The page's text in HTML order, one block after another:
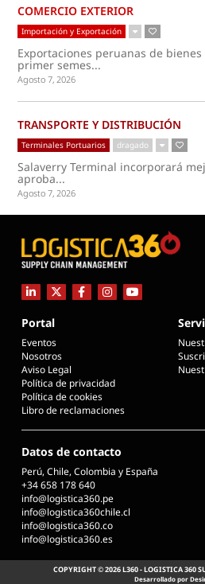
COMERCIO EXTERIOR
Importación y Exportación
Exportaciones peruanas de
primer semes...
Agosto 7, 2026
TRANSPORTE Y DISTRIBUCIÓN
Terminales Portuarios dragado
Salaverry Terminal incorporará
aproba...
Agosto 7, 2026
Portal
Eventos
Nosotros
Aviso Legal
Política de privacidad
Política de cookies
Libro de reclamaciones
Datos de contacto
Perú, Chile, Colombia y España
+34 658 178 640
info@logistica360.pe
info@logistica360chile.cl
info@logistica360.co
info@logistica360.es
COPYRIGHT © 2026 L360 - LOGISTICA 360
Desarrollado por